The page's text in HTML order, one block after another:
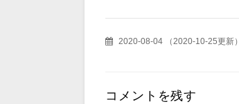
2020-08-04 （ 2020-10-25更新）
コメントを残す